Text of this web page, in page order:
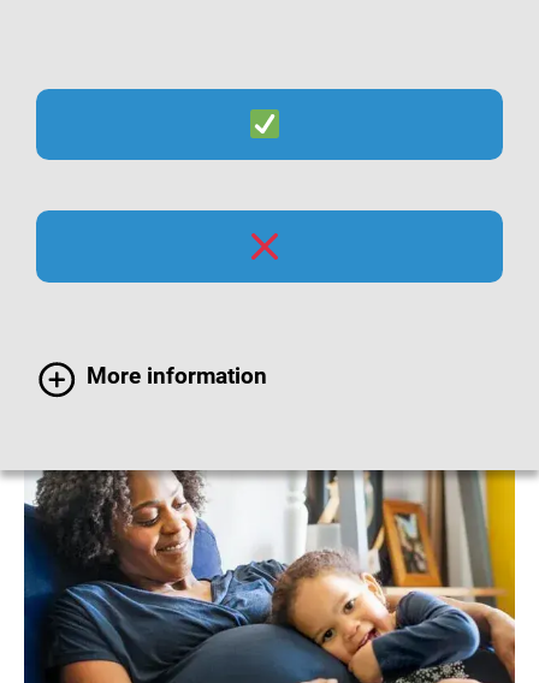
More information
Grippeimpfung bei
Schwangeren